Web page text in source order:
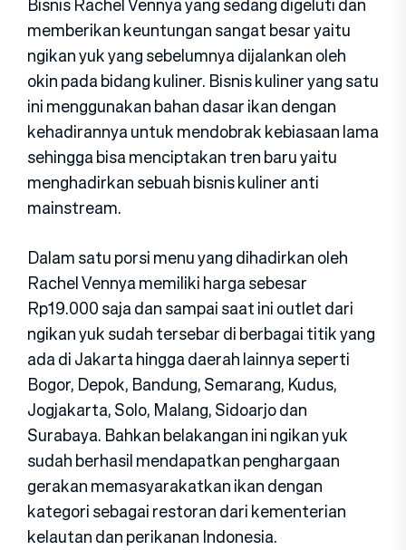
Bisnis Rachel Vennya yang sedang digeluti dan
memberikan keuntungan sangat besar yaitu
ngikan yuk yang sebelumnya dijalankan oleh
okin pada bidang kuliner. Bisnis kuliner yang satu
ini menggunakan bahan dasar ikan dengan
kehadirannya untuk mendobrak kebiasaan lama
sehingga bisa menciptakan tren baru yaitu
menghadirkan sebuah bisnis kuliner anti
mainstream.
Dalam satu porsi menu yang dihadirkan oleh
Rachel Vennya memiliki harga sebesar
Rp19.000 saja dan sampai saat ini outlet dari
ngikan yuk sudah tersebar di berbagai titik yang
ada di Jakarta hingga daerah lainnya seperti
Bogor, Depok, Bandung, Semarang, Kudus,
Jogjakarta, Solo, Malang, Sidoarjo dan
Surabaya. Bahkan belakangan ini ngikan yuk
sudah berhasil mendapatkan penghargaan
gerakan memasyarakatkan ikan dengan
kategori sebagai restoran dari kementerian
kelautan dan perikanan Indonesia.